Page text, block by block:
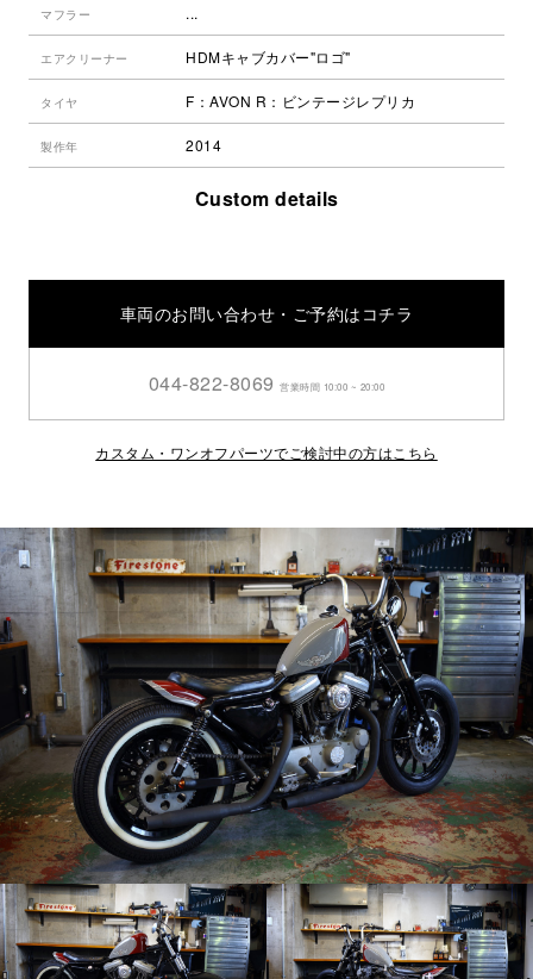
マフラー ...
エアクリーナー HDMキャブカバー"ロゴ"
タイヤ F：AVON R：ビンテージレプリカ
製作年 2014
Custom details
車両のお問い合わせ・ご予約はコチラ
044-822-8069営業時間 10:00 ~ 20:00
カスタム・ワンオフパーツでご検討中の方はこちら